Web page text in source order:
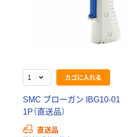
カゴに入れる
SMC ブローガン IBG10-01
1P（直送品）
直送品